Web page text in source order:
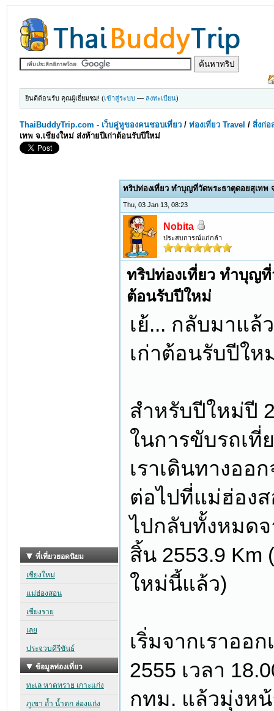
ยินดีต้อนรับ คุณผู้เยี่ยมชม! (เข้าสู่ระบบ — ลงทะเบียน)
ThaiBuddyTrip.com - เว็บคู่หูของคนชอบเที่ยว /ท่องเที่ยว Travel /สิ่งก่อ
เทพ จ.เชียงใหม่ ส่งท้ายปีเก่าต้อนรับปีใหม่
ทริปท่องเที่ยว ทำบุญที่วัดพระธาตุดอยสุเทพ
Thu, 03 Jan 13, 08:23
Nobita
ประสบการณ์แก่กล้า
ทริปท่องเที่ยว ทำบุญที่
ต้อนรับปีใหม่
เย้... กลับมาแ
เก่าต้อนรับปีใ
สำหรับปีใหม่ปี
ในการขับรถเที่
เราเดินทางออ
ต่อไปที่แม่ฮ่อง
ไปกลับทั้งหมด
สิ้น 2553.9 Km
ใหม่นี้แล้ว)
เริ่มจากเราออ
2555 เวลา
กทม. แล้วมุ่งห